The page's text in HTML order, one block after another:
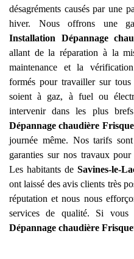
désagréments causés par une
hiver. Nous offrons une
Installation Dépannage
allant de la réparation à la
maintenance et la
formés pour travailler sur
soient à gaz, à fuel ou
intervenir dans les plus
Dépannage chaudière
journée même. Nos tarifs
garanties sur nos travaux
Les habitants deSavines-le-
ont laissé des avis clients très
réputation et nous nous
services de qualité. Si vous
Dépannage chaudière